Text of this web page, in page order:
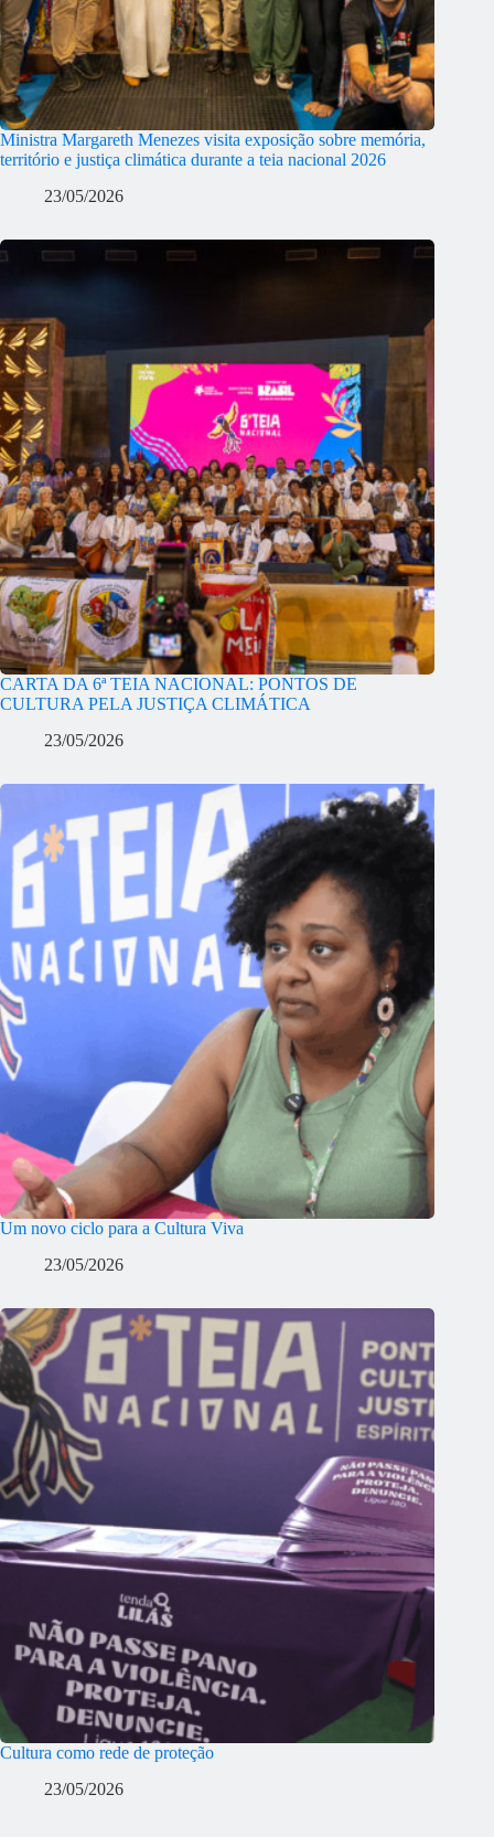
Ministra Margareth Menezes visita exposição sobre memória,
território e justiça climática durante a teia nacional 2026
23/05/2026
CARTA DA 6ª TEIA NACIONAL: PONTOS DE
CULTURA PELA JUSTIÇA CLIMÁTICA
23/05/2026
Um novo ciclo para a Cultura Viva
23/05/2026
Cultura como rede de proteção
23/05/2026